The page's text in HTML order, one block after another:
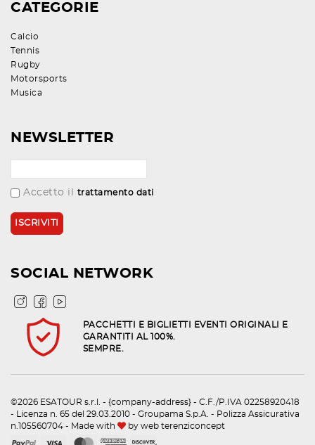
CATEGORIE
Calcio
Tennis
Rugby
Motorsports
Musica
NEWSLETTER
Accetto il trattamento dati
SOCIAL NETWORK
PACCHETTI E BIGLIETTI EVENTI ORIGINALI E
GARANTITI AL 100%.
SEMPRE.
©2026 ESATOUR s.r.l. - {company-address} - C.F./P.IVA 02258920418
- Licenza n. 65 del 29.03.2010 - Groupama S.p.A. - Polizza Assicurativa
n.105560704 - Made with
by web terenziconcept